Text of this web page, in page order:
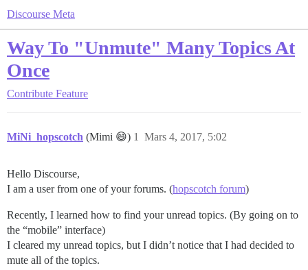
Discourse Meta
Way To "Unmute" Many Topics At
Once
Contribute Feature
MiNi_hopscotch (Mimi 😄) Mars 4, 2017, 5:02
1
Hello Discourse,
I am a user from one of your forums. (hopscotch forum)
Recently, I learned how to find your unread topics. (By going on to
the “mobile” interface)
I cleared my unread topics, but I didn’t notice that I had decided to
mute all of the topics.